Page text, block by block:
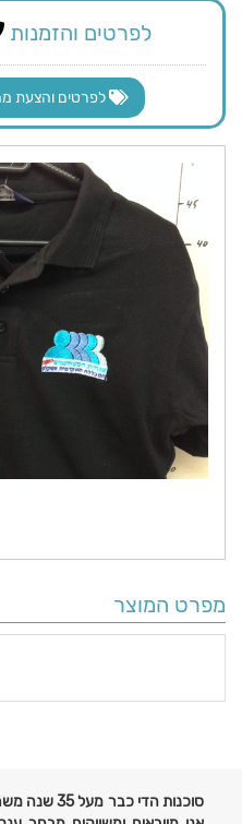
לפרטים והזמנות
לפרטים והצעת
מפרט המוצר
סוכנות הדי